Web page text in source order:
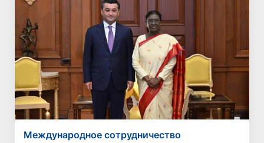
Международное сотрудничество